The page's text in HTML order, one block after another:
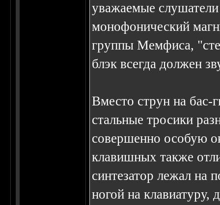
уважаемые
монофонический
группы Мемфиса,
блэк всегда должен
Вместо струн на
стальные тросики
совершенно особую
клавишных также
синтезатор лежал на
ногой на клавиатуру,